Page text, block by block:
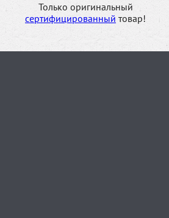
Только оригинальный
сертифицированный товар!